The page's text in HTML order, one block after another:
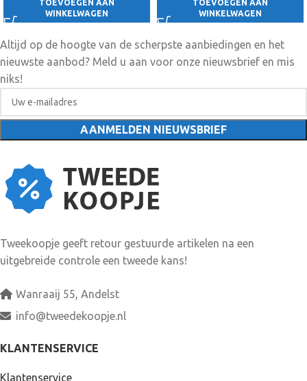
TOEVOEGEN AAN
WINKELWAGEN
TOEVOEGEN AAN
WINKELWAGEN
Altijd op de hoogte van de scherpste aanbiedingen en het
nieuwste aanbod? Meld u aan voor onze nieuwsbrief en mis
niks!
Tweekoopje geeft retour gestuurde artikelen na een
uitgebreide controle een tweede kans!
Wanraaij 55, Andelst
info@tweedekoopje.nl
KLANTENSERVICE
Klantenservice